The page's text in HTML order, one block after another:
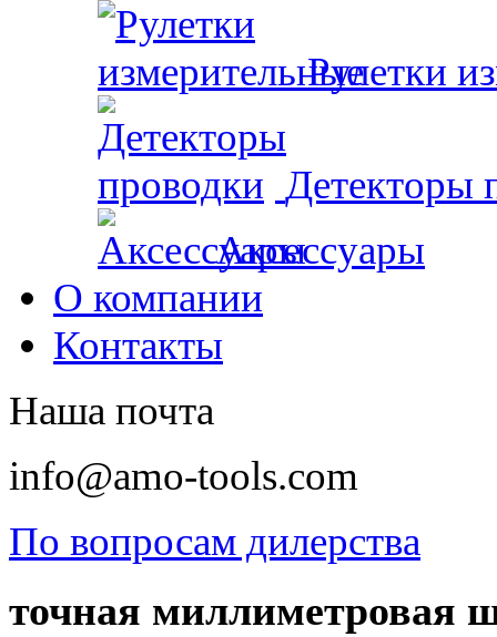
Рулетки
Детекторы
Аксессуары
О компании
Контакты
Наша почта
info@amo-tools.com
По вопросам дилерства
точная миллиметровая